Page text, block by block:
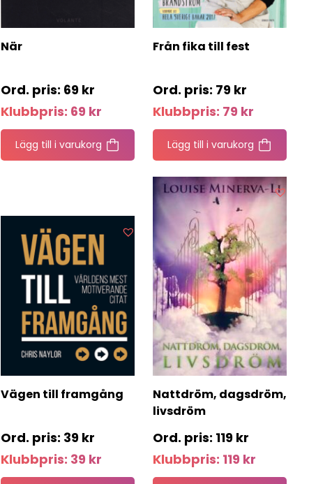
När
69 kr
Klubbpris: 69 kr
Lägg till i varukorg
Från fika till fest
79 kr
Klubbpris: 79 kr
Lägg till i varukorg
Vägen till framgång
39 kr
Klubbpris: 39 kr
Nattdröm, dagsdröm,
livsdröm
119 kr
Klubbpris: 119 kr